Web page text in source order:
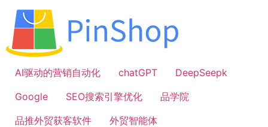
容
AI驱动的营销自动化
chatGPT
DeepSeepk
Google
SEO搜索引擎优化
品学院
品推外贸获客软件
外贸智能体